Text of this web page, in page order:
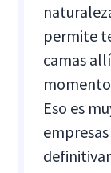
permite
camas
Eso es